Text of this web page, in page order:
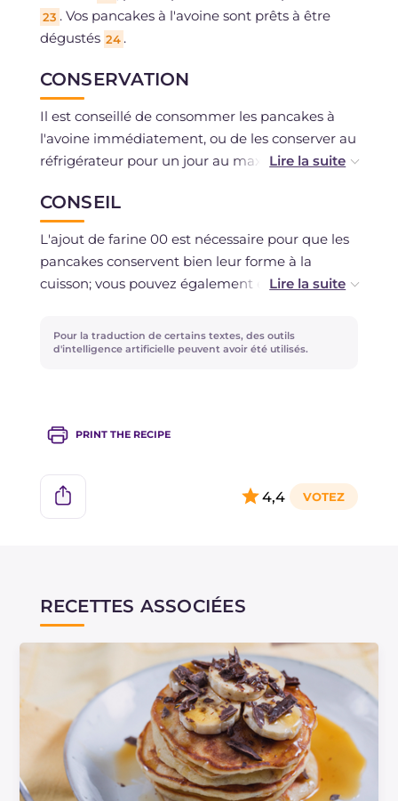
23 . Vos pancakes à l'avoine sont prêts à être
dégustés 24 .
CONSERVATION
Il est conseillé de consommer les pancakes à
l'avoine immédiatement, ou de les conserver au
réfrigérateur pour un jour au maximum sans la
congélation est déconseillée. La pâte peut être
conservée au réfrigérateur couverte de film
plastique pour un maximum de 12 heures.
CONSEIL
L'ajout de farine 00 est nécessaire pour que les
pancakes conservent bien leur forme à la
cuisson; vous pouvez également essayer avec
obtenir une pâte de la bonne consistance.
Pour la traduction de certains textes, des outils
d'intelligence artificielle peuvent avoir été utilisés.
PRINT THE RECIPE
4,4
RECETTES ASSOCIÉES